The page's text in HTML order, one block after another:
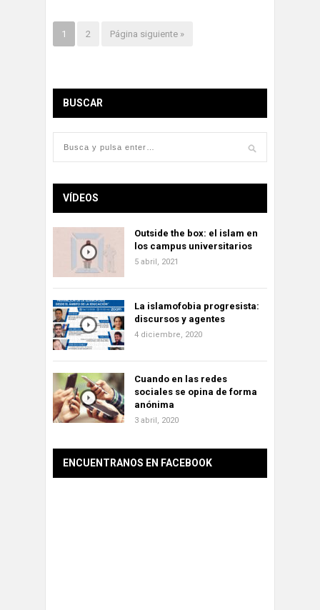
1 2 Página siguiente »
BUSCAR
VÍDEOS
Outside the box: el islam en
los campus universitarios
5 abril, 2021
La islamofobia progresista:
discursos y agentes
4 diciembre, 2020
Cuando en las redes
sociales se opina de forma
anónima
3 abril, 2020
ENCUENTRANOS EN FACEBOOK